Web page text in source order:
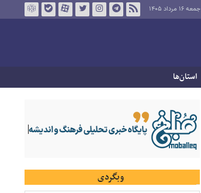
جمعه ۱۶ مرداد ۱۴۰۵
استان‌ها
وبگردی